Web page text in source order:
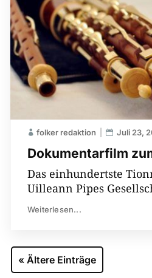
Dokumentarfilm
folker redaktion Juli 23,
Das einhundertste
Uilleann Pipes
Weiterlesen...
« Ältere Einträge